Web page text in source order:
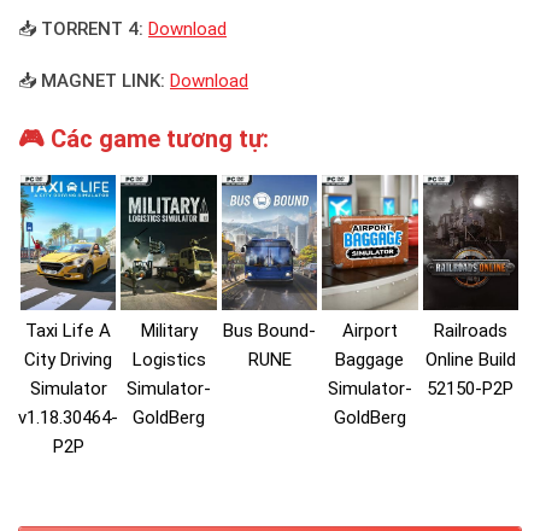
📥 TORRENT 4: Download
📥 MAGNET LINK: Download
🎮 Các game tương tự:
Taxi Life A
City Driving
Simulator
v1.18.30464-
P2P
Military
Logistics
Simulator-
GoldBerg
Bus Bound-
RUNE
Airport
Baggage
Simulator-
GoldBerg
Railroads
Online Build
52150-P2P